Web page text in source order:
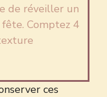
de réveiller un
Comptez 4
ces